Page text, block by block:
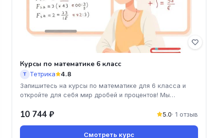
Курсы по математике 6 класс
Т Тетрика 4.8
Запишитесь на курсы по математике для 6 класса и
откройте для себя мир дробей и процентов! Мы
10 744 ₽ 5.0· 1 отзыв
Смотреть курс